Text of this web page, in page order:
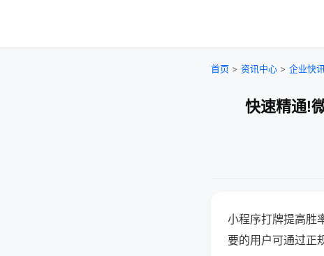
首页 > 资讯中心 > 企业快讯
快速精通!
小程序打牌提高胜
要的用户可通过正